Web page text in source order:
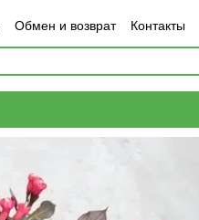
Обмен и возврат Контакты